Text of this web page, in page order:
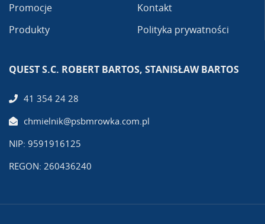
Promocje
Produkty
Kontakt
Polityka prywatności
QUEST S.C. ROBERT BARTOS, STANISŁAW BARTOS
41 354 24 28
chmielnik@psbmrowka.com.pl
NIP: 9591916125
REGON: 260436240